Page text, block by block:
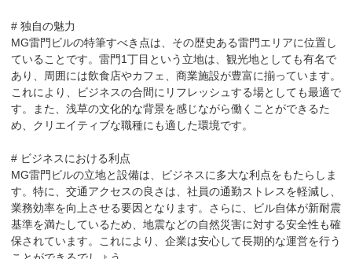
# 独自の魅力
MG雷門ビルの特筆すべき点は、その歴史ある雷門エリアに位置し
ていることです。雷門1丁目という立地は、観光地としても有名で
あり、周囲には飲食店やカフェ、商業施設が豊富に揃っています。
これにより、ビジネスの合間にリフレッシュする場としても最適で
す。また、浅草の文化的な背景を感じながら働くことができるた
め、クリエイティブな職種にも適した環境です。
# ビジネスにおける利点
MG雷門ビルの立地と設備は、ビジネスに多大な利点をもたらしま
す。特に、交通アクセスの良さは、社員の通勤ストレスを軽減し、
業務効率を向上させる要因となります。さらに、ビル自体が新耐震
基準を満たしているため、地震などの自然災害に対する安全性も確
保されています。これにより、企業は安心して長期的な運営を行う